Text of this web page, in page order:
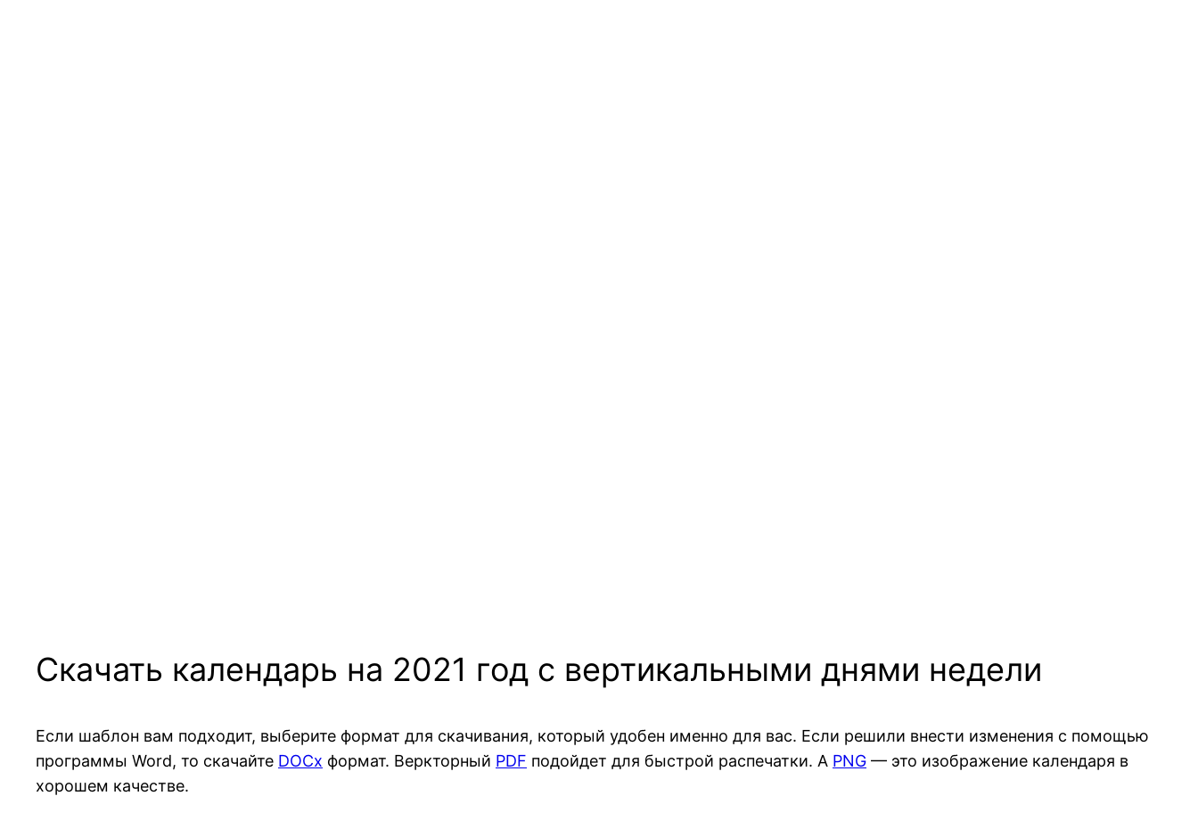
Скачать календарь на 2021 год с вертикальными днями недели
Если шаблон вам подходит, выберите формат для скачивания, который удобен именно для вас. Если решили внести изменения с помощью
программы Word, то скачайте DOCx формат. Веркторный PDF подойдет для быстрой распечатки. А PNG — это изображение календаря в
хорошем качестве.